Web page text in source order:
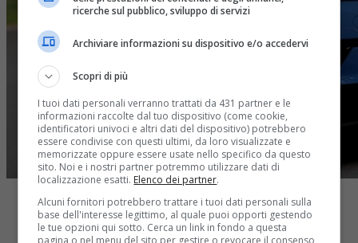
ricerche sul pubblico, sviluppo di servizi
Archiviare informazioni su dispositivo e/o accedervi
Scopri di più
I tuoi dati personali verranno trattati da 431 partner e le
informazioni raccolte dal tuo dispositivo (come cookie,
identificatori univoci e altri dati del dispositivo) potrebbero
essere condivise con questi ultimi, da loro visualizzate e
memorizzate oppure essere usate nello specifico da questo
sito. Noi e i nostri partner potremmo utilizzare dati di
localizzazione esatti. Elenco dei partner.
Alcuni fornitori potrebbero trattare i tuoi dati personali sulla
base dell'interesse legittimo, al quale puoi opporti gestendo
le tue opzioni qui sotto. Cerca un link in fondo a questa
pagina o nel menu del sito per gestire o revocare il consenso